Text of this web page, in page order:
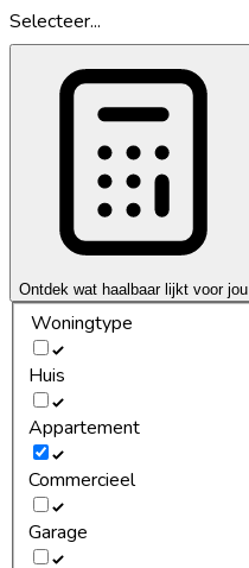
Selecteer...
Ontdek wat haalbaar lijkt voor jou
Woningtype
Huis
Appartement
Commercieel
Garage